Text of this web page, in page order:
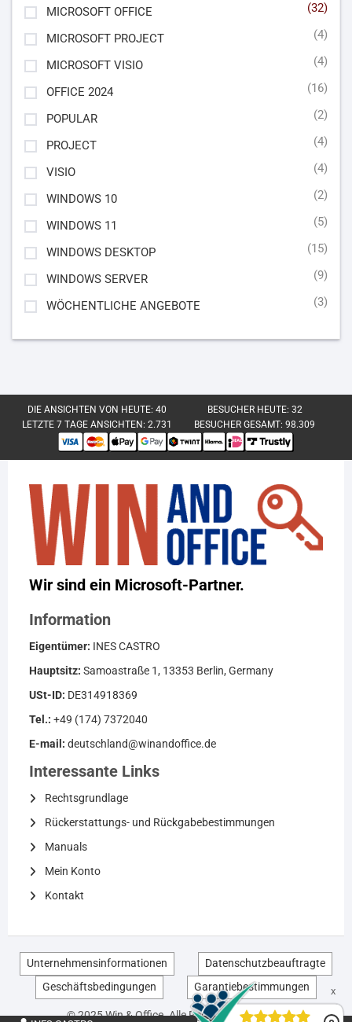
MICROSOFT OFFICE (32)
MICROSOFT PROJECT (4)
MICROSOFT VISIO (4)
OFFICE 2024 (16)
POPULAR (2)
PROJECT (4)
VISIO (4)
WINDOWS 10 (2)
WINDOWS 11 (5)
WINDOWS DESKTOP (15)
WINDOWS SERVER (9)
WÖCHENTLICHE ANGEBOTE (3)
DIE ANSICHTEN VON HEUTE:40 BESUCHER HEUTE: 32
LETZTE 7 TAGE ANSICHTEN:2.731 BESUCHER GESAMT:98.309
Wir sind ein Microsoft-Partner.
Information
Eigentümer: INES CASTRO
Hauptsitz: Samoastraße 1, 13353 Berlin, Germany
USt-ID: DE314918369
Tel.: +49 (174) 7372040
E-mail: deutschland@winandoffice.de
Interessante Links
Rechtsgrundlage
Rückerstattungs- und Rückgabebestimmungen
Manuals
Mein Konto
Kontakt
Unternehmensinformationen
Datenschutzbeauftragte
Geschäftsbedingungen
Garantiebestimmungen
© 2025 Win & Office. Alle Rechte vorbehalten.
EN